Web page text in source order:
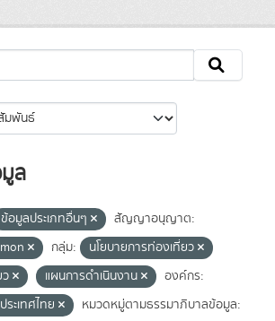
ล
ข้อมูลประเภทอื่นๆ
สัญญาอนุญาต:
กลุ่ม:
นโยบายการท่องเที่ยว
แผนการดำเนินงาน
องค์กร:
ะเทศไทย
หมวดหมู่ตามธรรมาภิบาลข้อมูล: